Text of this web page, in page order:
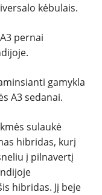
kėbulais.
pernai
gamykla
A3 sedanai.
sulaukė
hibridas, kurį
į pilnavertį
hibridas. Jį beje